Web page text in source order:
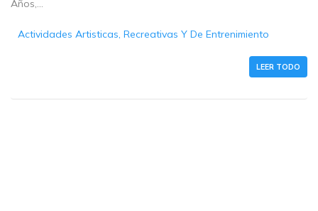
Años,...
Actividades Artisticas, Recreativas Y De Entrenimiento
LEER TODO